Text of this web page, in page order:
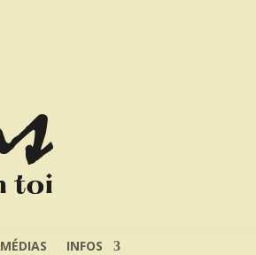
MÉDIAS INFOS